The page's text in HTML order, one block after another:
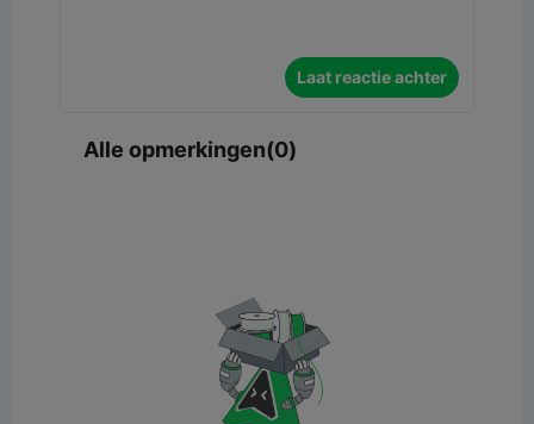
Laat reactie achter
Alle opmerkingen(0)